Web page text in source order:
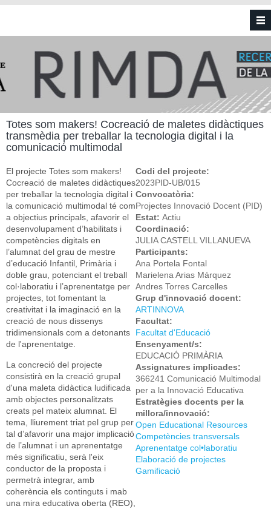
Vés al contingut
Totes som makers! Cocreació de maletes didàctiques
transmèdia per treballar la tecnologia digital i la
comunicació multimodal
El projecte Totes som makers!
Cocreació de maletes didàctiques
per treballar la tecnologia digital i
la comunicació multimodal té com
a objectius principals, afavorir el
desenvolupament d’habilitats i
competències digitals en
l’alumnat del grau de mestre
d’educació Infantil, Primària i
doble grau, potenciant el treball
col·laboratiu i l’aprenentatge per
projectes, tot fomentant la
creativitat i la imaginació en la
creació de nous dissenys
tridimensionals com a detonants
de l'aprenentatge.
La concreció del projecte
consistirà en la creació grupal
d'una maleta didàctica ludificada
amb objectes personalitzats
creats pel mateix alumnat. El
tema, lliurement triat pel grup per
tal d’afavorir una major implicació
de l’alumnat i un aprenentatge
més significatiu, serà l'eix
conductor de la proposta i
permetrà integrar, amb
coherència els continguts i mab
una mira educativa oberta (REO),
Codi del projecte:
2023PID-UB/015
Convocatòria:
Projectes Innovació Docent (PID)
Estat: Actiu
Coordinació:
JULIA CASTELL VILLANUEVA
Participants:
Ana Portela Fontal
Marielena Arias Márquez
Andres Torres Carcelles
Grup d'innovació docent:
ARTINNOVA
Facultat:
Facultat d'Educació
Ensenyament/s:
EDUCACIÓ PRIMÀRIA
Assignatures implicades:
366241 Comunicació Multimodal
per a la Innovació Educativa
Estratègies docents per la
millora/innovació:
Open Educational Resources
Competències transversals
Aprenentatge col•laboratiu
Elaboració de projectes
Gamificació